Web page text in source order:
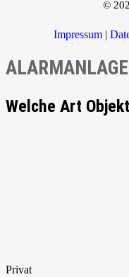
©
Impressum|
Welche Art
Privat